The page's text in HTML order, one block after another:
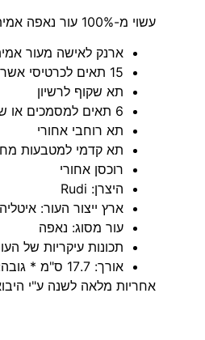
עשוי מ-100% עור נאפה אמיתי איטלקי ברמה הכי גבוה שיש
ארנק לאישה מעור
15 תאים לכרטיסי אשראי
תא שקוף לרשיון
6 תאים למסמכים או שטרות
תא רוחבי אחורי
תא קדמי למטבעות
רוכסן אחורי
היצרן: Rudi
ארץ ייצור העור: איטליה
עור מסוג: נאפה
תכונות עיקריות של
אורך: 17.7 ס"מ * גובה: 10 ס"מ
אחריות מלאה לשנה ע"י